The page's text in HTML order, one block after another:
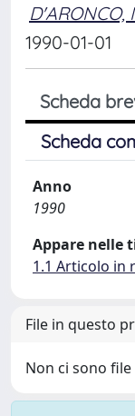
D'ARONCO,
1990-01-01
Scheda
Scheda
Anno
1990
Appare nelle
1.1 Articolo in
File in questo
Non ci sono